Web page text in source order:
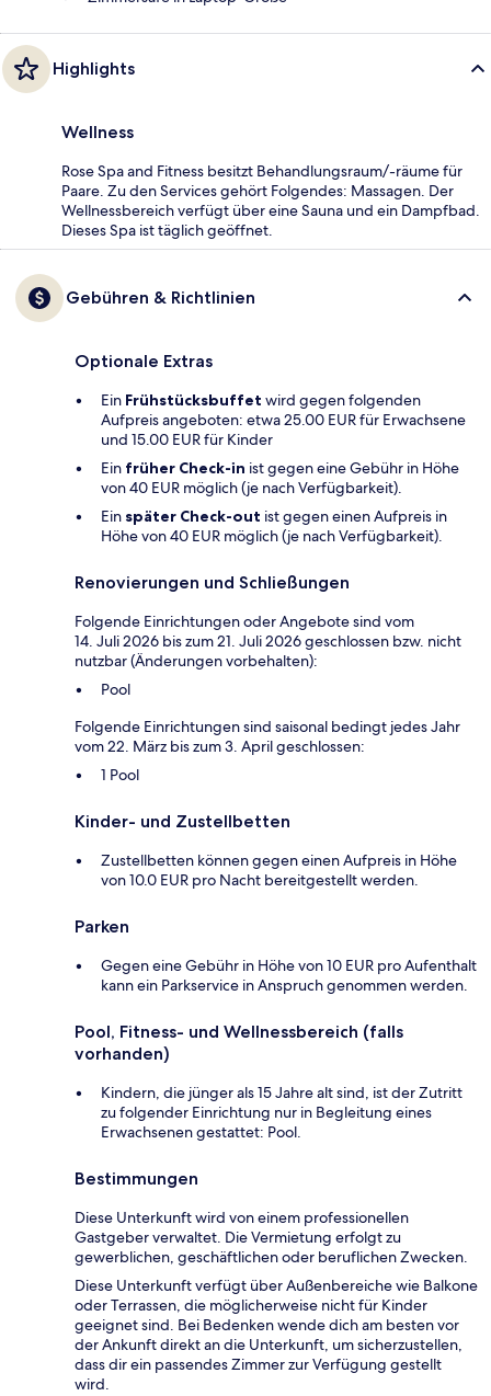
Highlights
Wellness
Rose Spa and Fitness besitzt Behandlungsraum/-räume für
Paare. Zu den Services gehört Folgendes: Massagen. Der
Wellnessbereich verfügt über eine Sauna und ein Dampfbad.
Dieses Spa ist täglich geöffnet.
Gebühren & Richtlinien
Optionale Extras
Ein Frühstücksbuffet wird gegen folgenden
Aufpreis angeboten: etwa 25.00 EUR für Erwachsene
und 15.00 EUR für Kinder
Ein früher Check-in ist gegen eine Gebühr in Höhe
von 40 EUR möglich (je nach Verfügbarkeit).
Ein später Check-out ist gegen einen Aufpreis in
Höhe von 40 EUR möglich (je nach Verfügbarkeit).
Renovierungen und Schließungen
Folgende Einrichtungen oder Angebote sind vom
14. Juli 2026 bis zum 21. Juli 2026 geschlossen bzw. nicht
nutzbar (Änderungen vorbehalten):
Pool
Folgende Einrichtungen sind saisonal bedingt jedes Jahr
vom 22. März bis zum 3. April geschlossen:
1 Pool
Kinder- und Zustellbetten
Zustellbetten können gegen einen Aufpreis in Höhe
von 10.0 EUR pro Nacht bereitgestellt werden.
Parken
Gegen eine Gebühr in Höhe von 10 EUR pro Aufenthalt
kann ein Parkservice in Anspruch genommen werden.
Pool, Fitness- und Wellnessbereich (falls
vorhanden)
Kindern, die jünger als 15 Jahre alt sind, ist der Zutritt
zu folgender Einrichtung nur in Begleitung eines
Erwachsenen gestattet: Pool.
Bestimmungen
Diese Unterkunft wird von einem professionellen
Gastgeber verwaltet. Die Vermietung erfolgt zu
gewerblichen, geschäftlichen oder beruflichen Zwecken.
Diese Unterkunft verfügt über Außenbereiche wie Balkone
oder Terrassen, die möglicherweise nicht für Kinder
geeignet sind. Bei Bedenken wende dich am besten vor
der Ankunft direkt an die Unterkunft, um sicherzustellen,
dass dir ein passendes Zimmer zur Verfügung gestellt
wird.